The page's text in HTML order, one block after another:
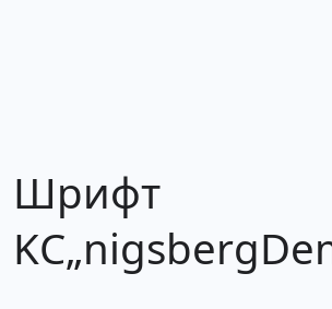
Шрифт